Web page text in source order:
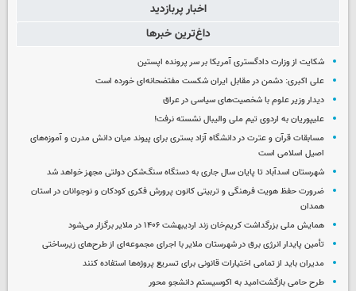
اخبار پربازدید
داغ‌ترین خبرها
شکایت از وزارت دادگستری آمریکا بر سر پرونده اپستین
علی اکبری: دشمن در مقابل ایران شکست مفتضحانه‌ای خورده است
دیدار وزیر علوم با شخصیت‌های سیاسی در عراق
علیپوریان به اردوی تیم ملی والیبال نشسته نرفت!
مسابقات قرآن و عترت در دانشگاه آزاد بستری برای پیوند میان دانش مدرن و آموزه‌های
اصیل اسلامی است
شهرستان اسدآباد تا پایان سال جاری به دستگاه سنگ‌شکن دولتی مجهز خواهد شد
ضرورت حفظ هویت فرهنگی و تربیتی کانون پرورش فکری کودکان و نوجوانان در استان
همدان
همایش ملی بزرگداشت کریم‌خان زند اردیبهشت ۱۴۰۶ در ملایر برگزار می‌شود
تأمین پایدار انرژی برق در شهرستان ملایر با اجرای مجموعه‌ای از طرح‌های زیرساختی
مدیران باید از تمامی اختیارات قانونی برای تسریع پروژه‌ها استفاده کنند
طرح حامی بازگشت‌امید به اکوسیستم دانشجو محور